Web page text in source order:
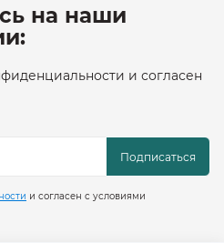
на наши
и согласен
Подписаться
и согласен с условиями